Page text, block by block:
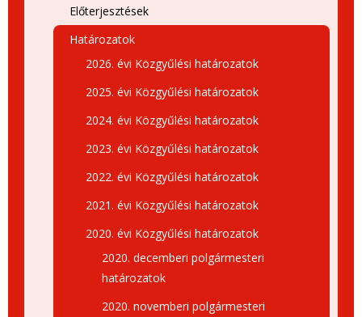
Előterjesztések
Határozatok
2026. évi Közgyűlési határozatok
2025. évi Közgyűlési határozatok
2024. évi Közgyűlési határozatok
2023. évi Közgyűlési határozatok
2022. évi Közgyűlési határozatok
2021. évi Közgyűlési határozatok
2020. évi Közgyűlési határozatok
2020. decemberi polgármesteri
határozatok
2020. novemberi polgármesteri